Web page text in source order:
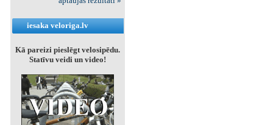
iesaka veloriga.lv
Kā pareizi pieslēgt velosipēdu.
Statīvu veidi un video!